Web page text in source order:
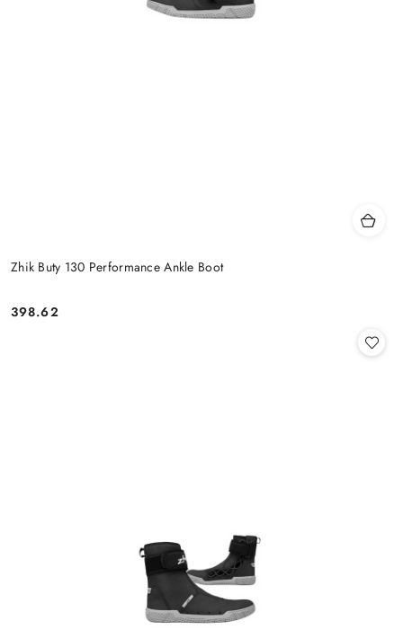
Zhik Buty 130 Performance Ankle Boot
Cena:
398.62